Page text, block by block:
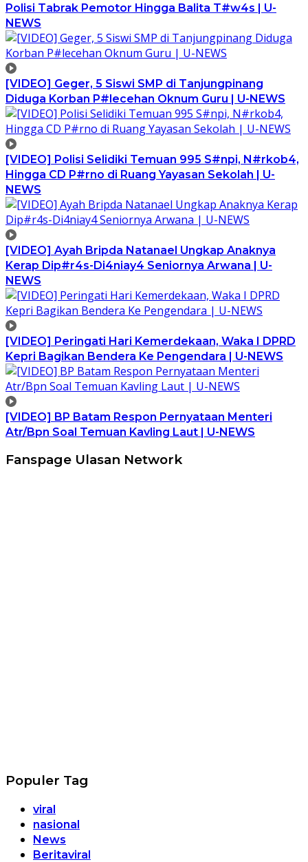
Polisi Tabrak Pemotor Hingga Balita T#w4s | U-
NEWS
[VIDEO] Geger, 5 Siswi SMP di Tanjungpinang
Diduga Korban P#lecehan Oknum Guru | U-NEWS
[VIDEO] Polisi Selidiki Temuan 995 S#npi, N#rkob4,
Hingga CD P#rno di Ruang Yayasan Sekolah | U-
NEWS
[VIDEO] Ayah Bripda Natanael Ungkap Anaknya
Kerap Dip#r4s-Di4niay4 Seniornya Arwana | U-
NEWS
[VIDEO] Peringati Hari Kemerdekaan, Waka I DPRD
Kepri Bagikan Bendera Ke Pengendara | U-NEWS
[VIDEO] BP Batam Respon Pernyataan Menteri
Atr/Bpn Soal Temuan Kavling Laut | U-NEWS
Fanspage Ulasan Network
Populer Tag
viral
nasional
News
Beritaviral